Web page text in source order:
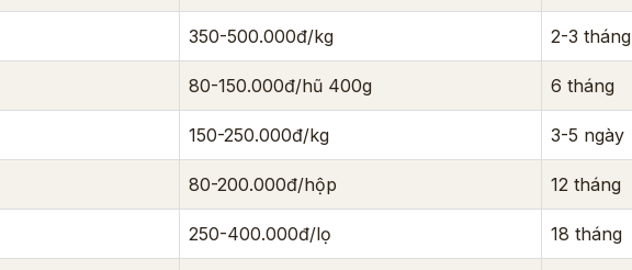
350-500.000đ/kg 2-3 tháng
80-150.000đ/hũ 400g 6 tháng
150-250.000đ/kg 3-5 ngày
80-200.000đ/hộp 12 tháng
250-400.000đ/lọ 18 tháng